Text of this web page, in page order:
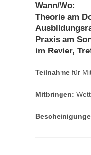
Wann/Wo:
Theorie am
Praxis am
im Revier,
Teilnahme für
Mitbringen: